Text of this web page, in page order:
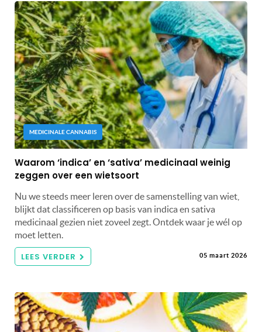
MEDICINALE CANNABIS
Waarom ‘indica’ en ‘sativa’ medicinaal weinig
zeggen over een wietsoort
Nu we steeds meer leren over de samenstelling van wiet,
blijkt dat classificeren op basis van indica en sativa
medicinaal gezien niet zoveel zegt. Ontdek waar je wél op
moet letten.
LEES VERDER 05 maart 2026